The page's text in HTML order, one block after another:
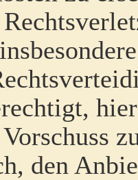
Vorschuss
den